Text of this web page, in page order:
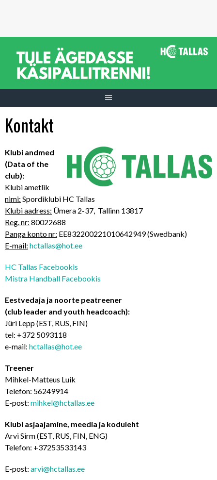
Kontakt
Klubi andmed
(Data of the
club):
Klubi ametlik
nimi: Spordiklubi HC Tallas
Klubi aadress: Ümera 2-37, Tallinn 13817
Reg. nr: 80022688
Panga konto nr: EE832200221010642949 (Swedbank)
E-mail: hctallas@hot.ee
HC Tallas Facebookis
Mistra Handball Facebookis
Eestvedaja ja noorte peatreener
(club leader and youth headcoach):
Jüri Lepp (EST, RUS, FIN)
tel: +372 5093118
e-mail: hctallas@hot.ee
Treener
Mihkel-Matteus Luik
Telefon: 56249914
E-post: mihkel@hctallas.ee
Klubi asjaajamine, meedia ja koduleht
Arvi Sirm (EST, RUS, FIN, ENG)
Telefon: +37253533143
E-post: arvi@hctallas.ee